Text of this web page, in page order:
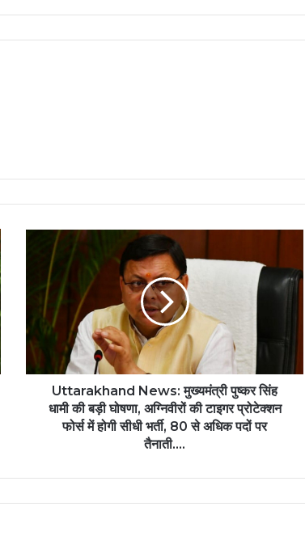
Uttarakhand News: मुख्यमंत्री पुष्कर सिंह
धामी की बड़ी घोषणा, अग्निवीरों की टाइगर प्रोटेक्शन
फोर्स में होगी सीधी भर्ती, 80 से अधिक पदों पर
तैनाती….